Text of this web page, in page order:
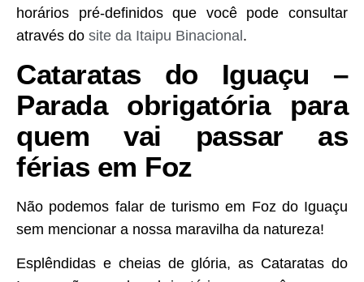
horários pré-definidos que você pode consultar
através do site da Itaipu Binacional .
Cataratas do Iguaçu –
Parada obrigatória para
quem vai passar as
férias em Foz
Não podemos falar de turismo em Foz do Iguaçu
sem mencionar a nossa maravilha da natureza!
Esplêndidas e cheias de glória, as Cataratas do